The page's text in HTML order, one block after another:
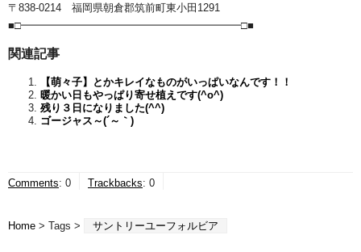
〒838-0214 福岡県朝倉郡筑前町東小田1291
■□━━━━━━━━━━━━━━━━━━━━━□■
関連記事
【萌々子】とかキレイなものがいっぱいなんです！！
暖かい日もやっぱり寄せ植えです(^o^)
残り３日になりました(^^)
ゴージャス～(´～｀)
Comments: 0 Trackbacks: 0
Home > Tags > サントリーユーフォルビア